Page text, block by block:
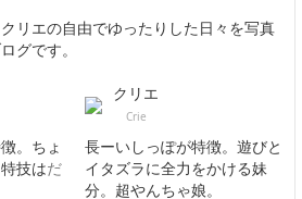
リエの自由でゆったりした日々を写真
グです。
。ちょ
技はだ
クリエ
Crie
長ーいしっぽが特徴。遊びと
イタズラに全力をかける妹
分。超やんちゃ娘。